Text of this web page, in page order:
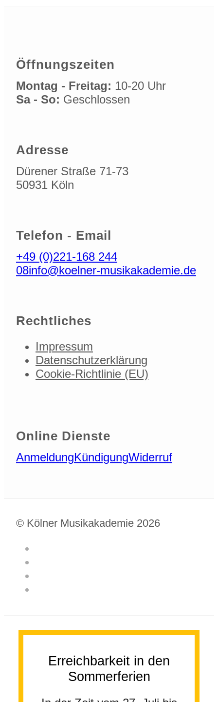
Öffnungszeiten
Montag - Freitag: 10-20 Uhr
Sa - So: Geschlossen
Adresse
Dürener Straße 71-73
50931 Köln
Telefon - Email
+49 (0)221-168 244
08info@koelner-musikakademie.de
Rechtliches
Impressum
Datenschutzerklärung
Cookie-Richtlinie (EU)
Online Dienste
AnmeldungKündigungWiderruf
© Kölner Musikakademie 2026
Erreichbarkeit in den
Sommerferien